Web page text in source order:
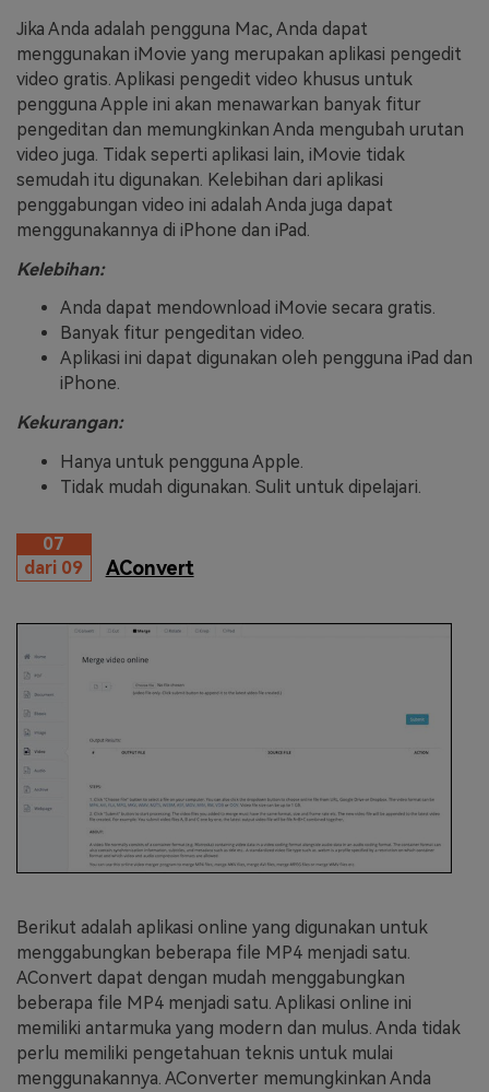
Jika Anda adalah pengguna Mac, Anda dapat
menggunakan iMovie yang merupakan aplikasi pengedit
video gratis. Aplikasi pengedit video khusus untuk
pengguna Apple ini akan menawarkan banyak fitur
pengeditan dan memungkinkan Anda mengubah urutan
video juga. Tidak seperti aplikasi lain, iMovie tidak
semudah itu digunakan. Kelebihan dari aplikasi
penggabungan video ini adalah Anda juga dapat
menggunakannya di iPhone dan iPad.
Kelebihan:
Anda dapat mendownload iMovie secara gratis.
Banyak fitur pengeditan video.
Aplikasi ini dapat digunakan oleh pengguna iPad dan
iPhone.
Kekurangan:
Hanya untuk pengguna Apple.
Tidak mudah digunakan. Sulit untuk dipelajari.
07
dari 09
AConvert
Berikut adalah aplikasi online yang digunakan untuk
menggabungkan beberapa file MP4 menjadi satu.
AConvert dapat dengan mudah menggabungkan
beberapa file MP4 menjadi satu. Aplikasi online ini
memiliki antarmuka yang modern dan mulus. Anda tidak
perlu memiliki pengetahuan teknis untuk mulai
menggunakannya. AConverter memungkinkan Anda